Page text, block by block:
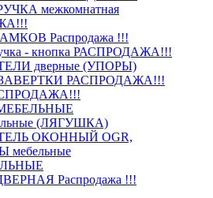
межкомнатная
Распродажа !!!
- кнопка РАСПРОДАЖА!!!
дверные (УПОРЫ)
РАСПРОДАЖА!!!
(ЛЯГУШКА)
ОКОННЫЙ OGR,
Распродажа !!!